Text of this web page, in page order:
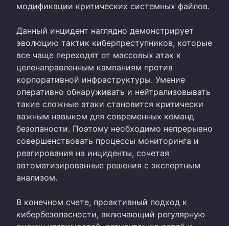
модификации критических системных файлов.
Данный инцидент наглядно демонстрирует
эволюцию тактик киберпреступников, которые
все чаще переходят от массовых атак к
целенаправленным кампаниям против
корпоративной инфраструктуры. Умение
оперативно обнаруживать и нейтрализовывать
такие сложные атаки становится критически
важным навыком для современных команд
безопаности. Поэтому необходимо непрерывно
совершенствовать процессы мониторинга и
реагирования на инциденты, сочетая
автоматизированные решения с экспертным
анализом.
В конечном счете, проактивный подход к
кибербезопасности, включающий регулярную